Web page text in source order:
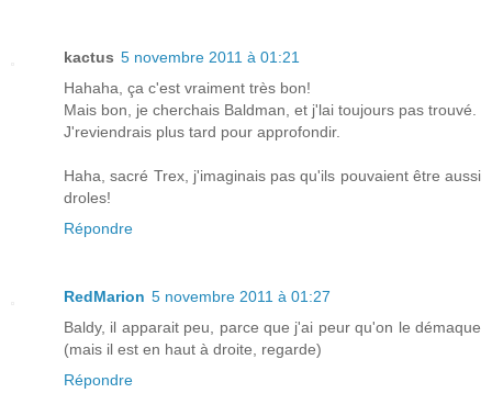
kactus 5 novembre 2011 à 01:21
Hahaha, ça c'est vraiment très bon!
Mais bon, je cherchais Baldman, et j'lai toujours pas trouvé.
J'reviendrais plus tard pour approfondir.
Haha, sacré Trex, j'imaginais pas qu'ils pouvaient être aussi
droles!
Répondre
RedMarion 5 novembre 2011 à 01:27
Baldy, il apparait peu, parce que j'ai peur qu'on le démaque
(mais il est en haut à droite, regarde)
Répondre